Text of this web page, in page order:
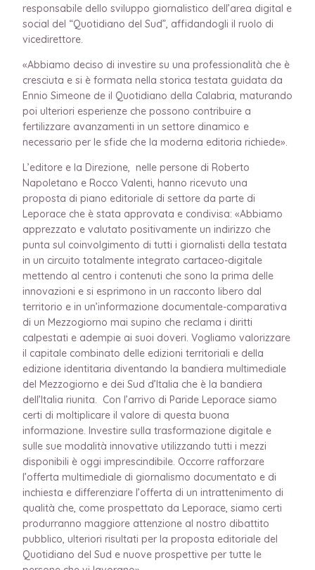
responsabile dello sviluppo giornalistico dell’area digital e
social del “Quotidiano del Sud”, affidandogli il ruolo di
vicedirettore.
«Abbiamo deciso di investire su una professionalità che è
cresciuta e si è formata nella storica testata guidata da
Ennio Simeone de il Quotidiano della Calabria, maturando
poi ulteriori esperienze che possono contribuire a
fertilizzare avanzamenti in un settore dinamico e
necessario per le sfide che la moderna editoria richiede».
L’editore e la Direzione, nelle persone di Roberto
Napoletano e Rocco Valenti, hanno ricevuto una
proposta di piano editoriale di settore da parte di
Leporace che è stata approvata e condivisa: «Abbiamo
apprezzato e valutato positivamente un indirizzo che
punta sul coinvolgimento di tutti i giornalisti della testata
in un circuito totalmente integrato cartaceo-digitale
mettendo al centro i contenuti che sono la prima delle
innovazioni e si esprimono in un racconto libero dal
territorio e in un’informazione documentale-comparativa
di un Mezzogiorno mai supino che reclama i diritti
calpestati e adempie ai suoi doveri. Vogliamo valorizzare
il capitale combinato delle edizioni territoriali e della
edizione identitaria diventando la bandiera multimediale
del Mezzogiorno e dei Sud d’Italia che è la bandiera
dell’Italia riunita. Con l’arrivo di Paride Leporace siamo
certi di moltiplicare il valore di questa buona
informazione. Investire sulla trasformazione digitale e
sulle sue modalità innovative utilizzando tutti i mezzi
disponibili è oggi imprescindibile. Occorre rafforzare
l’offerta multimediale di giornalismo documentato e di
inchiesta e differenziare l’offerta di un intrattenimento di
qualità che, come prospettato da Leporace, siamo certi
produrranno maggiore attenzione al nostro dibattito
pubblico, ulteriori risultati per la proposta editoriale del
Quotidiano del Sud e nuove prospettive per tutte le